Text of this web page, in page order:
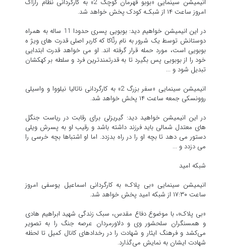
انیمیشن سینمایی «بوبو قهرمان کوچک 2» به کارگردانی نظام رازاک
امروز ساعت ۱۴ از شبکـه کودک پخش خواهد شد.
در این انیمیشن خواهیم دید: بوبویی پسری حدودا 11 ساله به همراه
دوستانش توسط یک شرور به نام رتّاکا که کاربر اصلی قدرت های ویژ ه
بوبویی است، مورد حمله قرار گرفته اند. او می خواهد قدرت ابتدایی
خود را از بوبویی پس بگیرد تا به قدرتمندترین فرد و سلطه بر کهکشان
تبدیل شود و ...
انیمیشن سینمایی «سفر بزرگ 2» به کارگردانی ناتالیا نیلووا و واسیلی
روونسکی جمعه ساعت ۱۴ پخش خواهد شد.
در این انیمیشن خواهید دید: گیریزلی برای رقابت در ریاست جنگل
های معتدل شمالی باید فرزند داشته باشد و رقیب او به پسرش ویلی
دستور می دهد تا بچه او را در راه بدزدد. اما او اشتباها بچه خرسی را
می دزدد و ...
شبکه امید
انیمیشن سینمایی «بی پلاک» به کارگردانی اسماعیل یوسفی امروز
ساعت ۱۷:۳۰ از شبکه امید پخش خواهد شد.
«بی پلاک»، با موضوع دفاع مقدس، سبک زندگی شهید ابراهیم هادی
و همسنگران سلحشور وی و دلاورمردان عرصه جنگ را به تصویر
می‌کشد و فرهنگ ایثار و شهادت را در رخدادهای کانال کمیل تا لحظه
شهادت ایشان به نمایش می‌گذارد.